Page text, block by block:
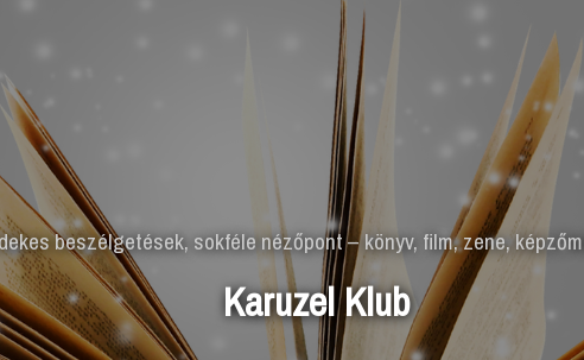
a legjobb választás
piacképes diploma, sokféle
- és barátságos közösség